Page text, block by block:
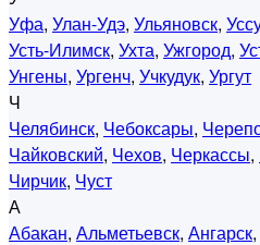
Уфа, Улан-Удэ, Ульяновск,
Усть-Илимск, Ухта, Ужгород,
Унгены, Ургенч, Учкудук, Ургут
Ч
Челябинск, Чебоксары,
Чайковский, Чехов, Черкассы,
Чирчик, Чуст
А
Абакан, Альметьевск, Ангарск,